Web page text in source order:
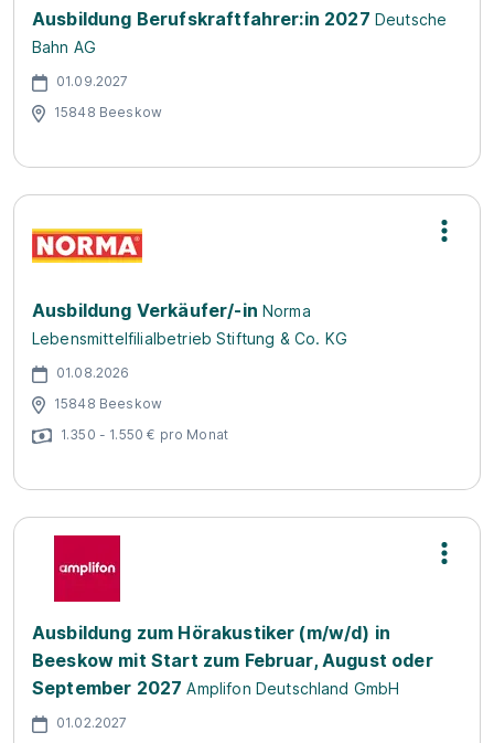
Ausbildung Berufskraftfahrer:in 2027 Deutsche
Bahn AG
01.09.2027
15848 Beeskow
Ausbildung Verkäufer/-in Norma
Lebensmittelfilialbetrieb Stiftung & Co. KG
01.08.2026
15848 Beeskow
1.350 - 1.550 € pro Monat
Ausbildung zum Hörakustiker (m/w/d) in
Beeskow mit Start zum Februar, August oder
September 2027 Amplifon Deutschland GmbH
01.02.2027